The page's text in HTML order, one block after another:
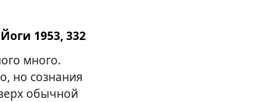
1953, 332
много.
но сознания
обычной